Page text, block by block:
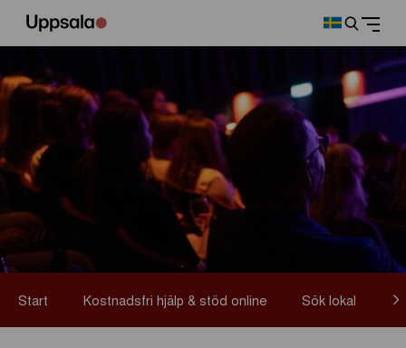
Start Kostnadsfri hjälp & stöd online Sök lokal